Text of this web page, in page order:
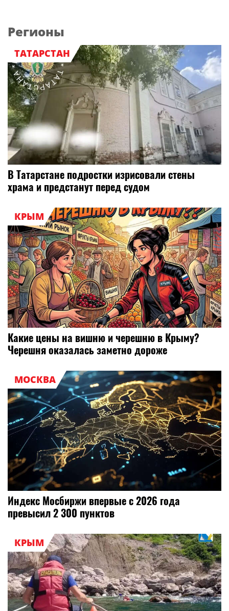
Регионы
ТАТАРСТАН
В Татарстане подростки изрисовали стены
храма и предстанут перед судом
КРЫМ
Какие цены на вишню и черешню в Крыму?
Черешня оказалась заметно дороже
МОСКВА
Индекс Мосбиржи впервые с 2026 года
превысил 2 300 пунктов
КРЫМ